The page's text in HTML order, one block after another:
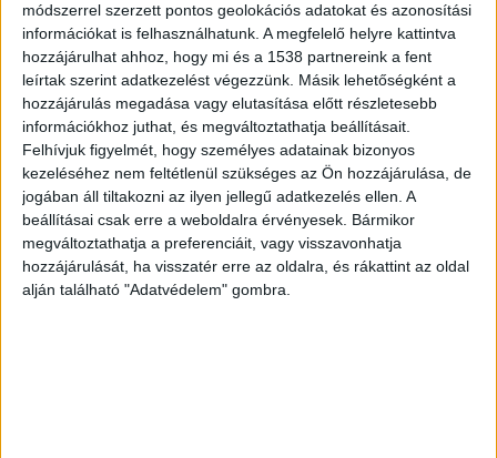
módszerrel szerzett pontos geolokációs adatokat és azonosítási
információkat is felhasználhatunk. A megfelelő helyre kattintva
hozzájárulhat ahhoz, hogy mi és a 1538 partnereink a fent
leírtak szerint adatkezelést végezzünk. Másik lehetőségként a
hozzájárulás megadása vagy elutasítása előtt részletesebb
információkhoz juthat, és megváltoztathatja beállításait.
Felhívjuk figyelmét, hogy személyes adatainak bizonyos
kezeléséhez nem feltétlenül szükséges az Ön hozzájárulása, de
jogában áll tiltakozni az ilyen jellegű adatkezelés ellen. A
beállításai csak erre a weboldalra érvényesek. Bármikor
megváltoztathatja a preferenciáit, vagy visszavonhatja
hozzájárulását, ha visszatér erre az oldalra, és rákattint az oldal
alján található "Adatvédelem" gombra.
pontosabban sportoló gyerekek vettek észre egy
kamerát öltözőjükben a váci uszodában. A
kukkoló minieszközt a férfi öltözőben, egy fali
órába rejtve találták meg” – írta közösségi
oldalán Makrai Zsolt, váci önkormányzati
képviselő. A Budapest és Környéke hírportál
legfrissebb híreit ide kattintva éred el! A
Facebookon már 252 ezernél is többen követnek
minket.